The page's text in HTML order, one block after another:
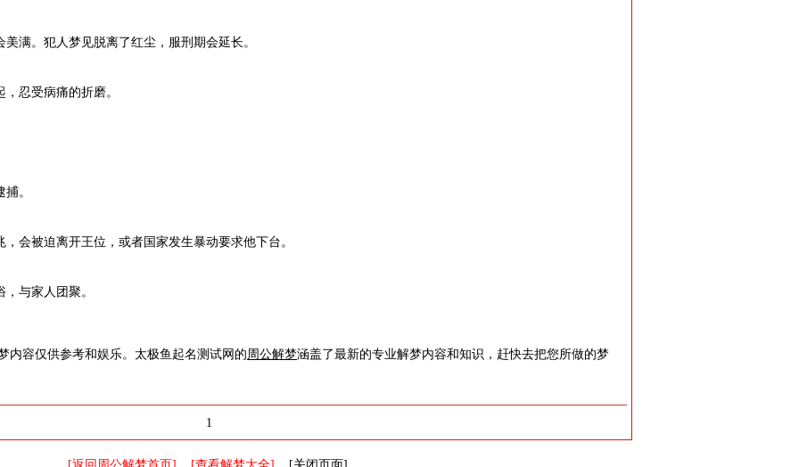
满。犯人梦见脱离了红尘，服刑期会延长。
忍受病痛的折磨。
。
会被迫离开王位，或者国家发生暴动要求他下台。
与家人团聚。
内容仅供参考和娱乐。太极鱼起名测试网的周公解梦涵盖了最新的专业解梦内容和知识，赶快去把您所做的梦
1